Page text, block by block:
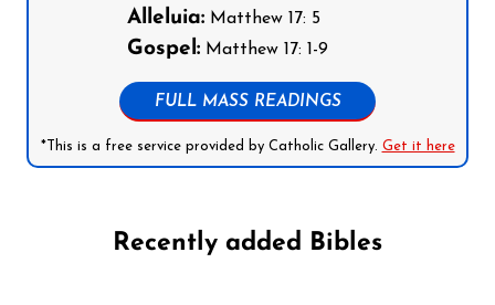
Alleluia:Matthew 17: 5
Gospel:Matthew 17: 1-9
FULL MASS READINGS
*This is a free service provided by Catholic Gallery. Get it here
Recently added Bibles